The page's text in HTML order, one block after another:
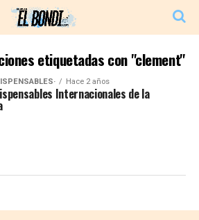
etiquetadas con "clement"
Hace 2 años
Internacionales de la